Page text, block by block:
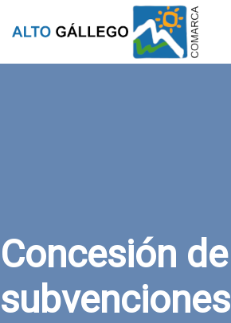
Concesión de
subvenciones